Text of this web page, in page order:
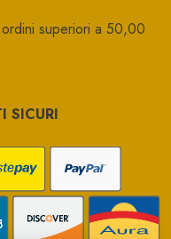
superiori a 50,00
SICURI